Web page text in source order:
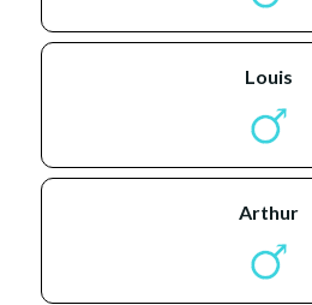
louis
arthur